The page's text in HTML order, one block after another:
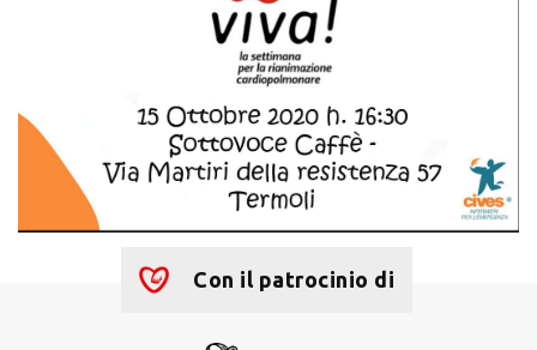
Con il patrocinio di